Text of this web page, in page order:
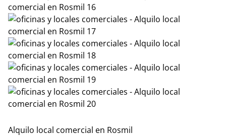
Alquilo local comercial en Rosmil